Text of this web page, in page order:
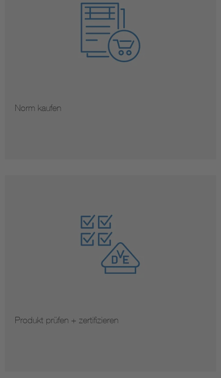
Norm kaufen
Produkt prüfen + zertifizieren